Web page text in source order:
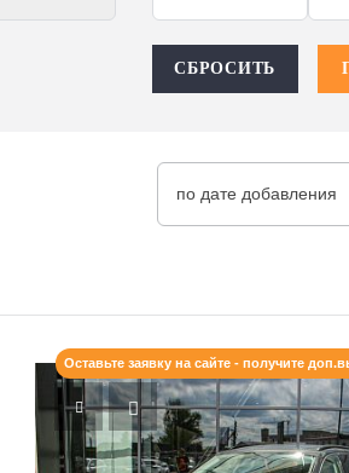
СБРОСИТЬ
по дате добавления
Оставьте заявку на сайте - получите